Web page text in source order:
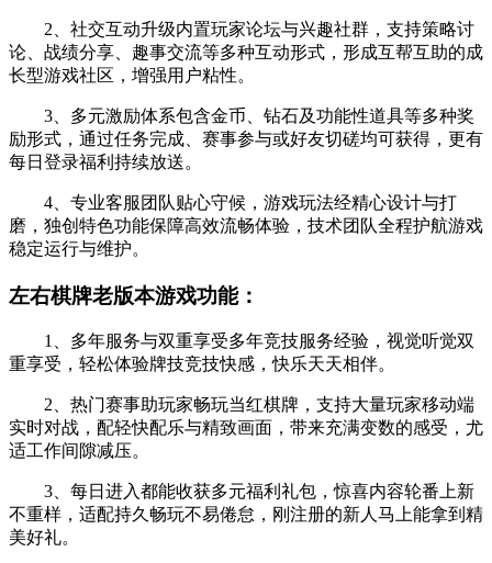
2、社交互动升级内置玩家论坛与兴趣社群，支持策略讨
论、战绩分享、趣事交流等多种互动形式，形成互帮互助的成
长型游戏社区，增强用户粘性。
3、多元激励体系包含金币、钻石及功能性道具等多种奖
励形式，通过任务完成、赛事参与或好友切磋均可获得，更有
每日登录福利持续放送。
4、专业客服团队贴心守候，游戏玩法经精心设计与打
磨，独创特色功能保障高效流畅体验，技术团队全程护航游戏
稳定运行与维护。
左右棋牌老版本游戏功能：
1、多年服务与双重享受多年竞技服务经验，视觉听觉双
重享受，轻松体验牌技竞技快感，快乐天天相伴。
2、热门赛事助玩家畅玩当红棋牌，支持大量玩家移动端
实时对战，配轻快配乐与精致画面，带来充满变数的感受，尤
适工作间隙减压。
3、每日进入都能收获多元福利礼包，惊喜内容轮番上新
不重样，适配持久畅玩不易倦怠，刚注册的新人马上能拿到精
美好礼。